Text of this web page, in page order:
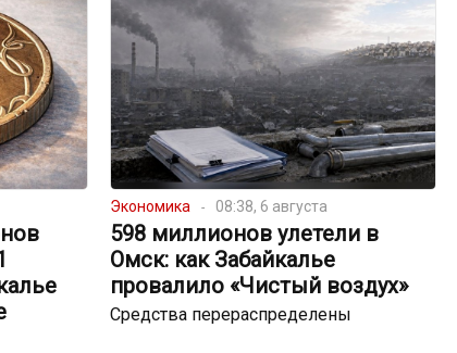
Экономика 08:38, 6 августа
598 миллионов улетели в
Омск: как Забайкалье
провалило «Чистый воздух»
Средства перераспределены